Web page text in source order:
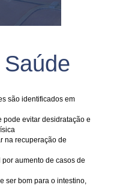
são identificados em
pode evitar desidratação e
na recuperação de
aumento de casos de
ser bom para o intestino,